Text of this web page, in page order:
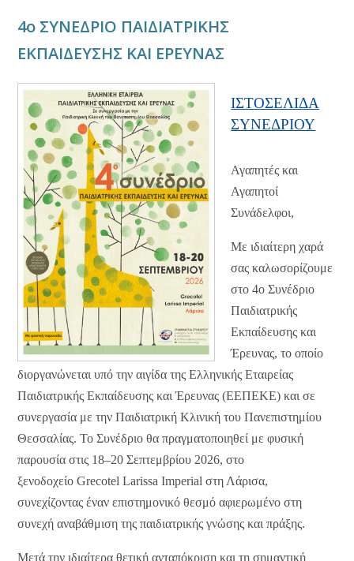
4ο ΣΥΝΕΔΡΙΟ ΠΑΙΔΙΑΤΡΙΚΗΣ
ΕΚΠΑΙΔΕΥΣΗΣ ΚΑΙ ΕΡΕΥΝΑΣ
ΙΣΤΟΣΕΛΙΔΑ
ΣΥΝΕΔΡΙΟΥ
Αγαπητές και
Αγαπητοί
Συνάδελφοι,
Με ιδιαίτερη χαρά
σας καλωσορίζουμε
στο 4ο Συνέδριο
Παιδιατρικής
Εκπαίδευσης και
Έρευνας, το οποίο
διοργανώνεται υπό την αιγίδα της Ελληνικής Εταιρείας
Παιδιατρικής Εκπαίδευσης και Έρευνας (ΕΕΠΕΚΕ) και σε
συνεργασία με την Παιδιατρική Κλινική του Πανεπιστημίου
Θεσσαλίας. Το Συνέδριο θα πραγματοποιηθεί με φυσική
παρουσία στις 18–20 Σεπτεμβρίου 2026, στο
ξενοδοχείο Grecotel Larissa Imperial στη Λάρισα,
συνεχίζοντας έναν επιστημονικό θεσμό αφιερωμένο στη
συνεχή αναβάθμιση της παιδιατρικής γνώσης και πράξης.
Μετά την ιδιαίτερα θετική ανταπόκριση και τη σημαντική